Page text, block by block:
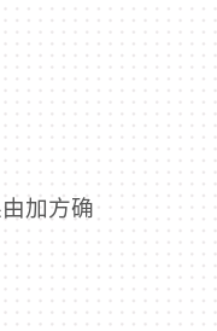
加方确